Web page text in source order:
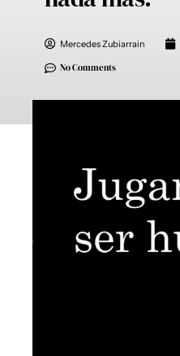
Mercedes Zubiarrain
No Comments